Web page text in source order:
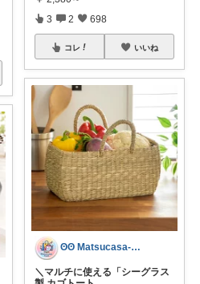
3 2 698
コレ いいね
ʘʘ Matsucasa-TooL ʘʘ
＼マルチに使える「シーグラス